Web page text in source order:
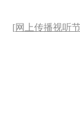
[网上传播视听